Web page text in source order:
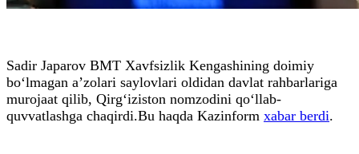
Sadir Japarov BMT Xavfsizlik Kengashining doimiy
bo‘lmagan a’zolari saylovlari oldidan davlat rahbarlariga
murojaat qilib, Qirg‘iziston nomzodini qo‘llab-
quvvatlashga chaqirdi.Bu haqda Kazinform xabar berdi.